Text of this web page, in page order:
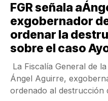
FGR señala
exgobernador
ordenar la
sobre el caso
La Fiscalía General de
Ángel Aguirre,
ordenado al destrucción